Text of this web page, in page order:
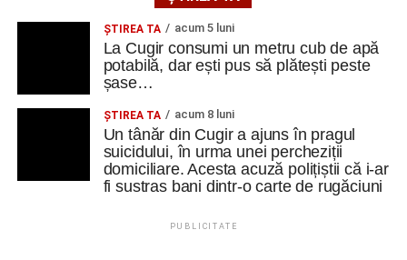
utilizată pentru a găsi idei noi de reutilizare și
transformare a obiectelor.
Seara interculturală a schimbat complet atmosfera. Am
lăsat deoparte rolurile profesionale și am devenit actori,
povestitori și reprezentanți ai propriilor culturi.
Fiecare țară a venit cu produse, dulciuri și elemente
tradiționale, iar echipele interculturale au primit
masă. Fiecare participant a avut un rol prin care a
ȘTIREA TA acum 5 luni
La Cugir consumi un metru cub de apă
potabilă, dar ești pus să plătești peste
șase…
ȘTIREA TA acum 8 luni
Un tânăr din Cugir a ajuns în pragul
suicidului, în urma unei percheziții
domiciliare. Acesta acuză polițiștii că i-ar
fi sustras bani dintr-o carte de rugăciuni
PUBLICITATE